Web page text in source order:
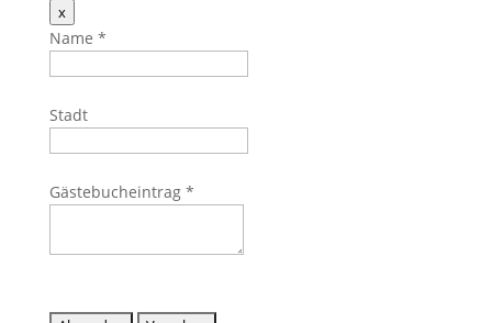
xDieses
Formular
ausblenden
Name *
Stadt
Gästebucheintrag *